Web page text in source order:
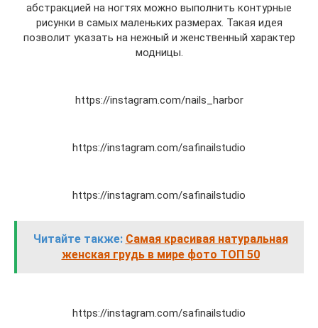
абстракцией на ногтях можно выполнить контурные
рисунки в самых маленьких размерах. Такая идея
позволит указать на нежный и женственный характер
модницы.
https://instagram.com/nails_harbor
https://instagram.com/safinailstudio
https://instagram.com/safinailstudio
Читайте также: Самая красивая натуральная
женская грудь в мире фото ТОП 50
https://instagram.com/safinailstudio